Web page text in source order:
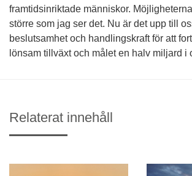
framtidsinriktade människor.
större som jag ser det. Nu är det upp till
beslutsamhet och handlingskraft för att
lönsam tillväxt och målet en halv miljard i
Relaterat innehåll